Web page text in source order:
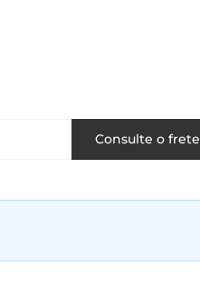
Consulte o frete